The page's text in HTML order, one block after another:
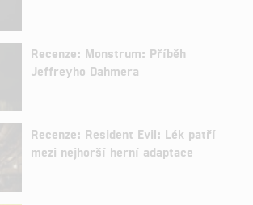
Recenze: Monstrum: Příběh
Jeffreyho Dahmera
Recenze: Resident Evil: Lék patří
mezi nejhorší herní adaptace